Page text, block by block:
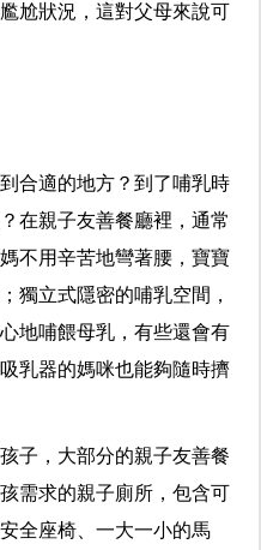
尬狀況，這對父母來說可
合適的地方？到了哺乳時
在親子友善餐廳裡，通常
不用辛苦地彎著腰，寶寶
獨立式隱密的哺乳空間，
地哺餵母乳，有些還會有
乳器的媽咪也能夠隨時擠
子，大部分的親子友善餐
需求的親子廁所，包含可
全座椅、一大一小的馬